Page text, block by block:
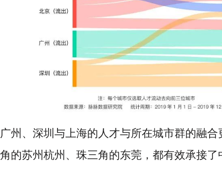
广州、深圳与上海的人才与所在城市群的融
角的苏州杭州、珠三角的东莞，都有效承接了